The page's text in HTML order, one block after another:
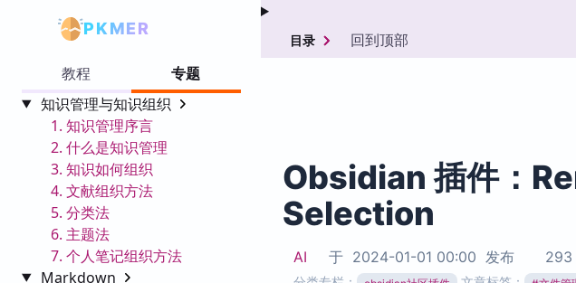
PKMER
教程
专题
知识管理与知识组织
1. 知识管理序言
2. 什么是知识管理
3. 知识如何组织
4. 文献组织方法
5. 分类法
6. 主题法
7. 个人笔记组织方法
Markdown
目录 回到顶部
Obsidian 插件：
Selection
AI 于 2024-01-01 00:00 发布 293